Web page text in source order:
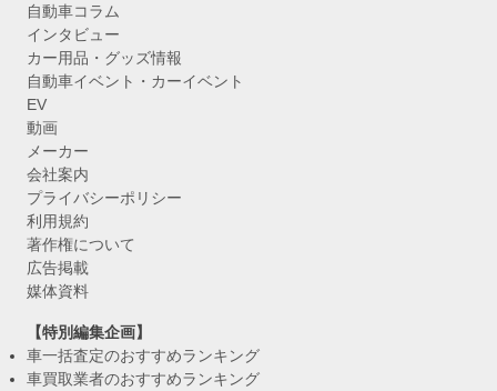
自動車コラム
インタビュー
カー用品・グッズ情報
自動車イベント・カーイベント
EV
動画
メーカー
会社案内
プライバシーポリシー
利用規約
著作権について
広告掲載
媒体資料
【特別編集企画】
車一括査定のおすすめランキング
車買取業者のおすすめランキング